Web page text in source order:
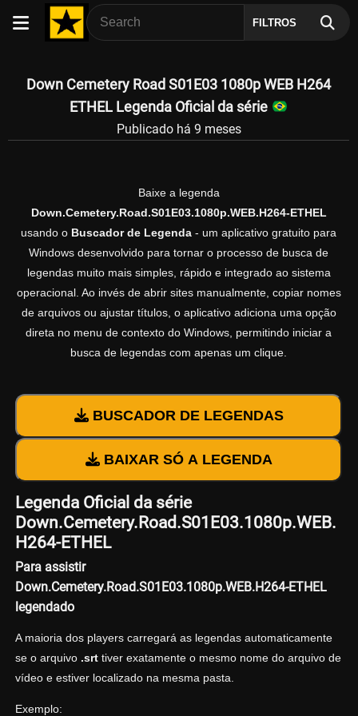
FILTROS
Down Cemetery Road S01E03 1080p WEB H264
ETHEL Legenda Oficial da série
Publicado há 9 meses
Baixe a legenda
Down.Cemetery.Road.S01E03.1080p.WEB.H264-ETHEL
usando o Buscador de Legenda - um aplicativo gratuito para
Windows desenvolvido para tornar o processo de busca de
legendas muito mais simples, rápido e integrado ao sistema
operacional. Ao invés de abrir sites manualmente, copiar nomes
de arquivos ou ajustar títulos, o aplicativo adiciona uma opção
direta no menu de contexto do Windows, permitindo iniciar a
busca de legendas com apenas um clique.
BUSCADOR DE LEGENDAS
BAIXAR SÓ A LEGENDA
Legenda Oficial da série
Down.Cemetery.Road.S01E03.1080p.WEB.
H264-ETHEL
Para assistir
Down.Cemetery.Road.S01E03.1080p.WEB.H264-ETHEL
legendado
A maioria dos players carregará as legendas automaticamente
se o arquivo .srttiver exatamente o mesmo nome do arquivo de
vídeo e estiver localizado na mesma pasta.
Exemplo: